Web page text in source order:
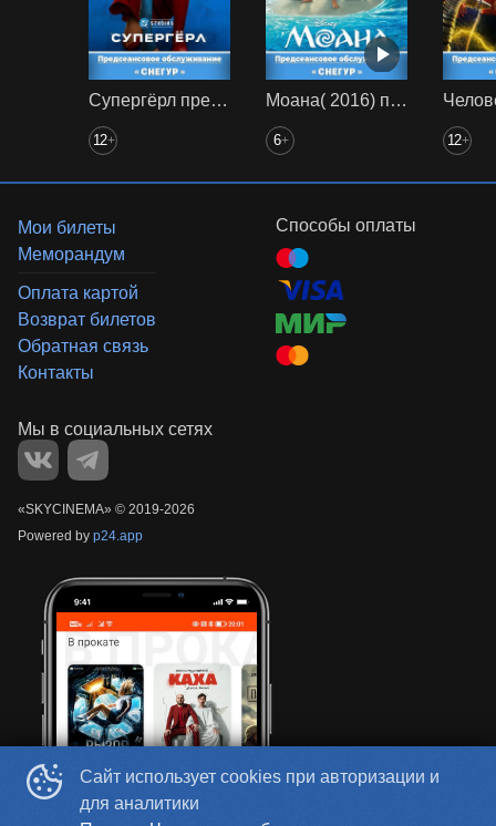
Супергёрл предс. обсл. Снегур
12+
Моана( 2016) предс. обсл. Снегур
6+ 12+
Сайт использует cookies при авторизации и
для аналитики
Мои билеты
Меморандум
Оплата картой
Возврат билетов
Обратная связь
Контакты
Способы оплаты
«‎SKYCINEMA» © 2019-2026
Powered by p24.app